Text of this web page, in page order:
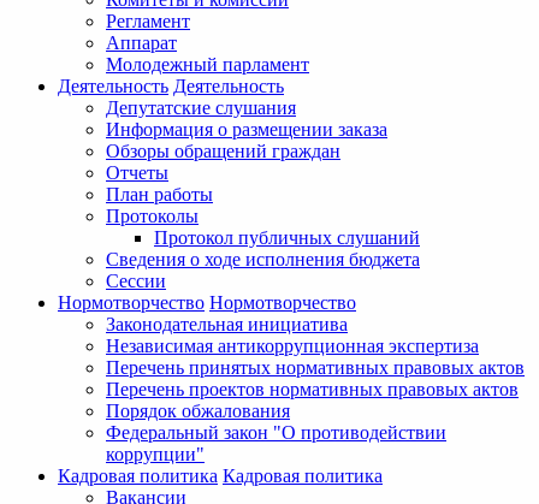
Регламент
Аппарат
Молодежный парламент
Деятельность Деятельность
Депутатские слушания
Информация о размещении заказа
Обзоры обращений граждан
Отчеты
План работы
Протоколы
Протокол публичных слушаний
Сведения о ходе исполнения бюджета
Сессии
Нормотворчество Нормотворчество
Законодательная инициатива
Независимая антикоррупционная экспертиза
Перечень принятых нормативных правовых актов
Перечень проектов нормативных правовых актов
Порядок обжалования
Федеральный закон "О противодействии
коррупции"
Кадровая политика Кадровая политика
Вакансии